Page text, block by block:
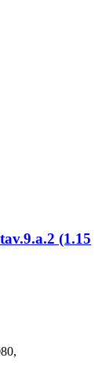
tav.9.a.2 (1.15